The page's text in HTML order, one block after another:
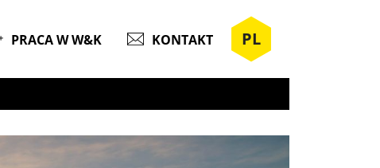
PRACA W W&K KONTAKT PL